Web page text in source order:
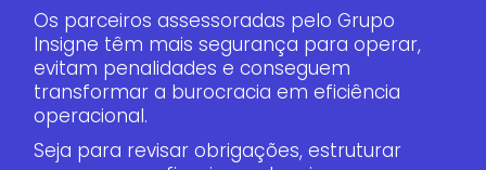
Os parceiros assessoradas pelo Grupo
Insigne têm mais segurança para operar,
evitam penalidades e conseguem
transformar a burocracia em eficiência
operacional.
Seja para revisar obrigações, estruturar